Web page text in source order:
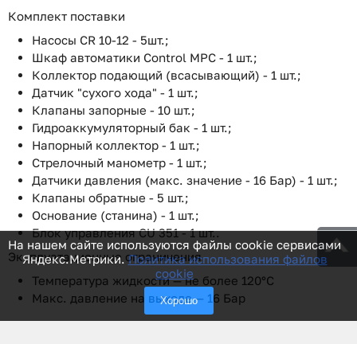
Комплект поставки
Насосы CR 10-12 - 5шт.;
Шкаф автоматики Control MPC - 1 шт.;
Коллектор подающий (всасывающий) - 1 шт.;
Датчик "сухого хода" - 1 шт.;
Клапаны запорные - 10 шт.;
Гидроаккумуляторный бак - 1 шт.;
Напорный коллектор - 1 шт.;
Стрелочный манометр - 1 шт.;
Датчики давления (макс. значение - 16 Бар) - 1 шт.;
Клапаны обратные - 5 шт.;
Основание (станина) - 1 шт.;
Блок управления CU 351 - 1 шт..
Эксплуатационные ограничения
Температура жидкости — не более 120°С
Макс. давление на выходе — 16 Бар
На нашем сайте используются файлы cookie сервисами
Яндекс.Метрики.Политика использования файлов
cookie
Хорошо